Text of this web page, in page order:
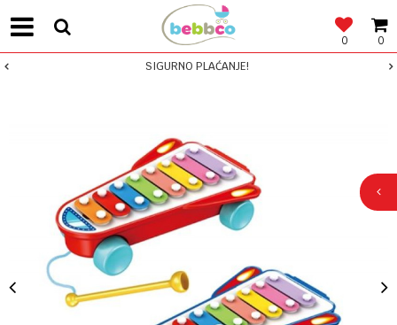
0
0
SIGURNO PLAĆANJE!